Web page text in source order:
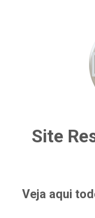
Site
Veja aqui